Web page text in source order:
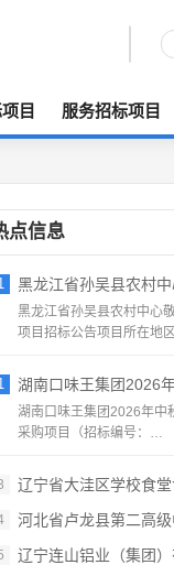
目 服务招标项目
点信息
黑龙江省孙吴县农村中心敬
黑龙江省孙吴县农村中心
项目招标公告项目所在地
湖南口味王集团2026年中
湖南口味王集团2026年中
采购项目（招标编号：
辽宁省大洼区学校食堂食材
河北省卢龙县第二高级中学
辽宁连山铝业（集团）有限